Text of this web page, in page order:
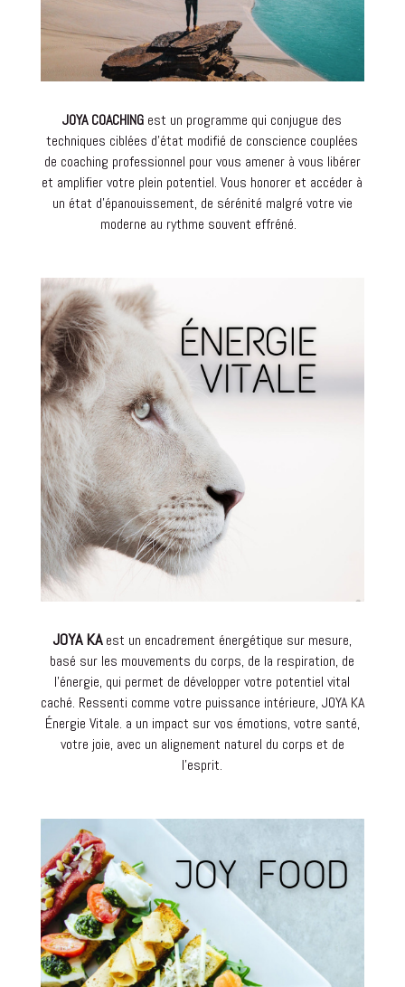
JOYA COACHING est un programme qui conjugue des
techniques ciblées d’état modifié de conscience couplées
de coaching professionnel pour vous amener à vous libérer
et amplifier votre plein potentiel. Vous honorer et accéder à
un état d’épanouissement, de sérénité malgré votre vie
moderne au rythme souvent effréné.
JOYA KAest un encadrement énergétique sur mesure,
basé sur les mouvements du corps, de la respiration, de
l’énergie, qui permet de développer votre potentiel vital
caché. Ressenti comme votre puissance intérieure, JOYA KA
Énergie Vitale. a un impact sur vos émotions, votre santé,
votre joie, avec un alignement naturel du corps et de
l’esprit.